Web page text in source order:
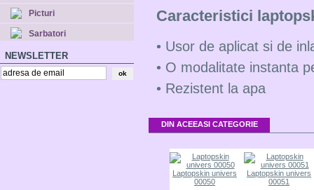
Picturi
Sarbatori
NEWSLETTER
DIN ACEEASI CATEGORIE
Laptopskin univers
00050
Laptopskin univers
00051